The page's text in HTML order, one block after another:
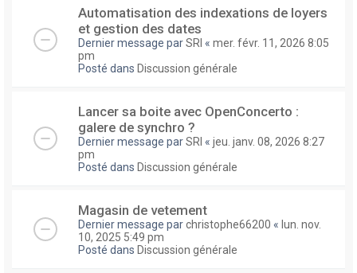
Automatisation des indexations de loyers
et gestion des dates
Dernier message parSRI « mer. févr. 11, 2026 8:05
pm
Posté dans Discussion générale
Lancer sa boite avec OpenConcerto :
galere de synchro ?
Dernier message parSRI « jeu. janv. 08, 2026 8:27
pm
Posté dans Discussion générale
Magasin de vetement
Dernier message parchristophe66200 « lun. nov.
10, 2025 5:49 pm
Posté dans Discussion générale